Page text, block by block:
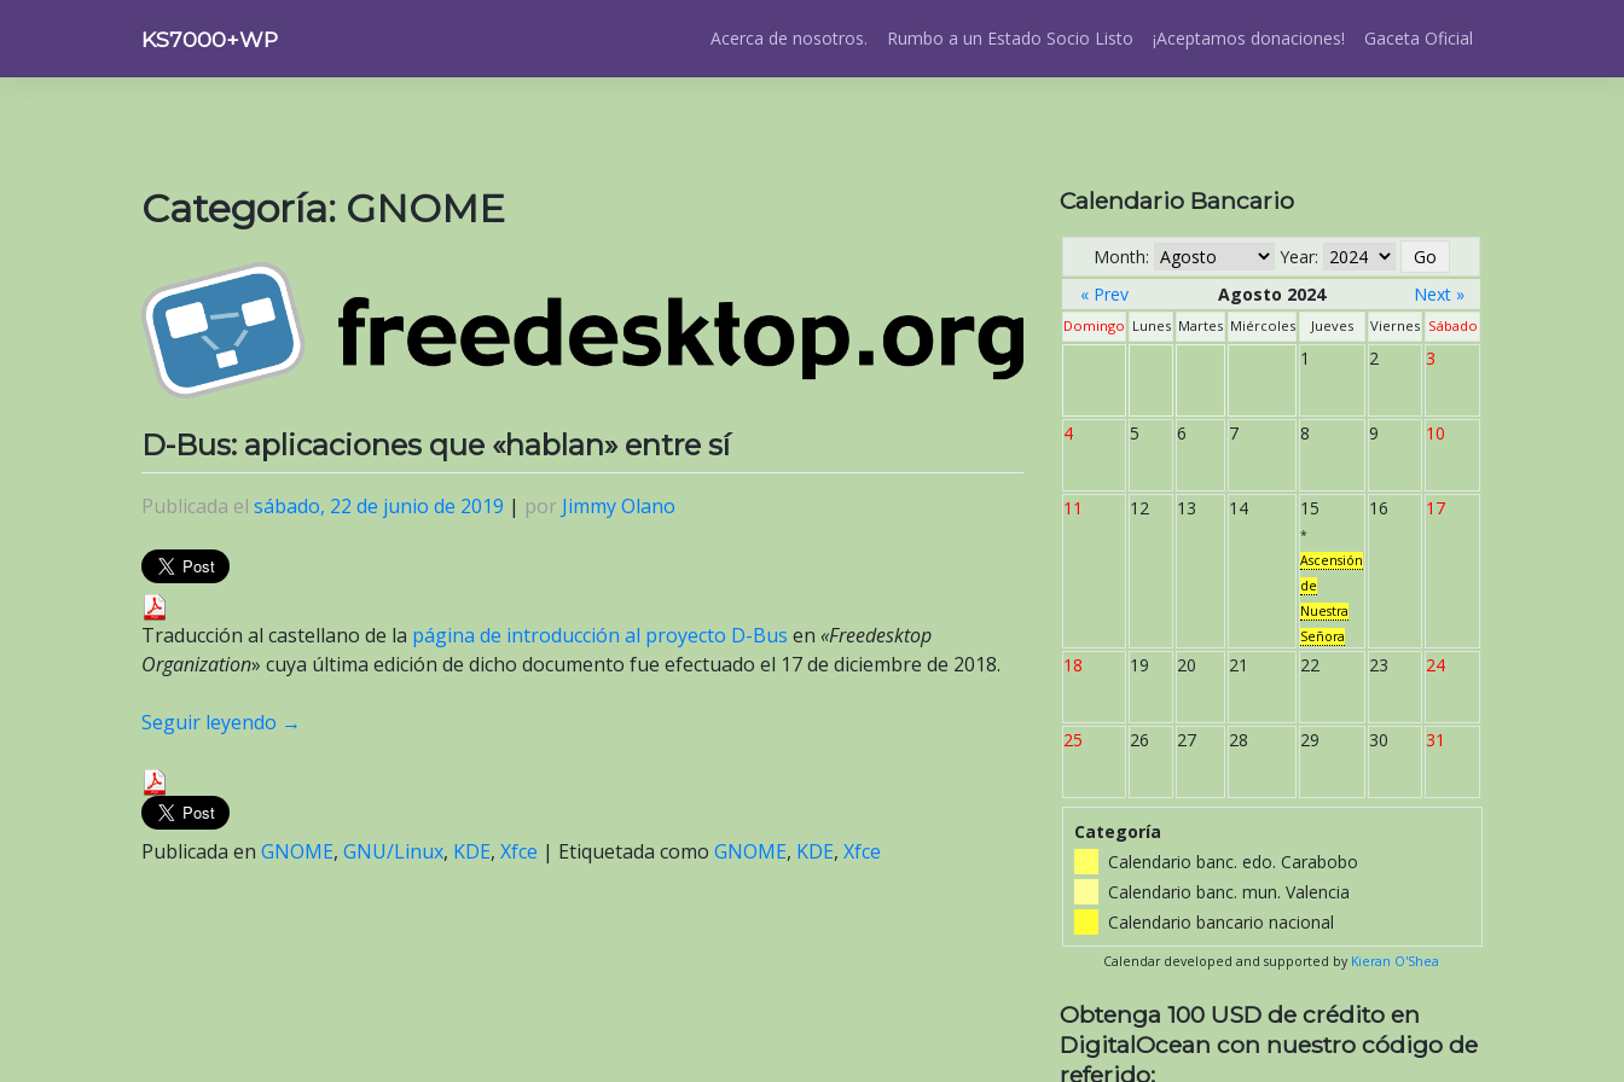
contenido
KS7000+WP Acerca de nosotros. Rumbo a un Estado Socio Listo ¡Aceptamos donaciones! Gaceta Oficial
Categoría: GNOME
D-Bus: aplicaciones que «hablan» entre sí
Publicada el sábado, 22 de junio de 2019 | por Jimmy Olano
Traducción al castellano de la página de introducción al proyecto D-Bus en «Freedesktop
Organization» cuya última edición de dicho documento fue efectuado el 17 de diciembre de 2018.
Seguir leyendo →
Publicada en GNOME, GNU/Linux, KDE, Xfce | Etiquetada como GNOME, KDE, Xfce
Calendario Bancario
Month:
Year:
« Prev
Agosto 2024 Next »
Domingo Lunes Martes Miércoles Jueves Viernes Sábado
1 2 3
4 5 6 7 8 9 10
11 12 13 14 15
*
Ascensión
de
Nuestra
Señora
16 17
18 19 20 21 22 23 24
25 26 27 28 29 30 31
Categoría
Calendario banc. edo. Carabobo
Calendario banc. mun. Valencia
Calendario bancario nacional
Calendar developed and supported by Kieran O'Shea
Obtenga 100 USD de crédito en
DigitalOcean con nuestro código de
referido: